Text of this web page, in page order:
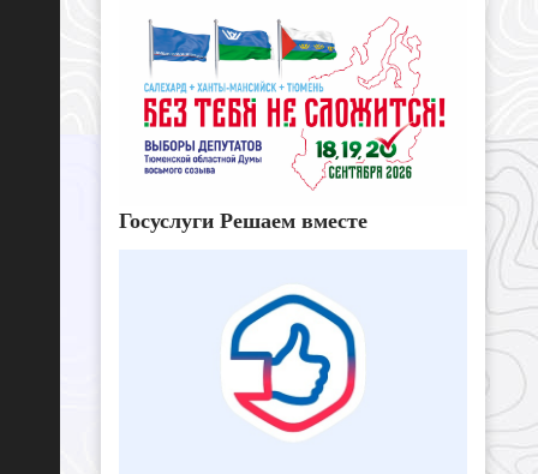
Госуслуги Решаем вместе